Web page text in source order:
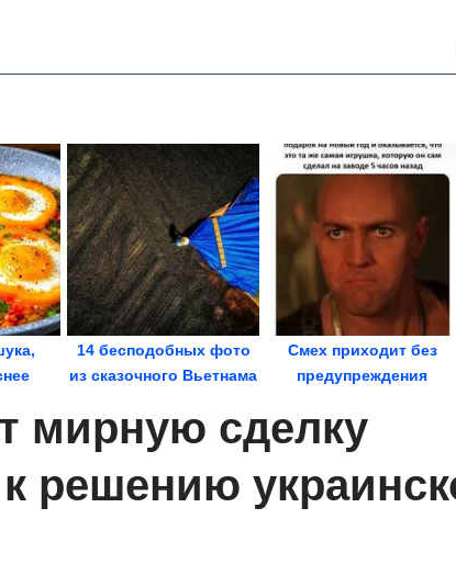
14 бесподобных фото
из сказочного Вьетнама
Смех приходит без
предупреждения
мирную сделку
решению